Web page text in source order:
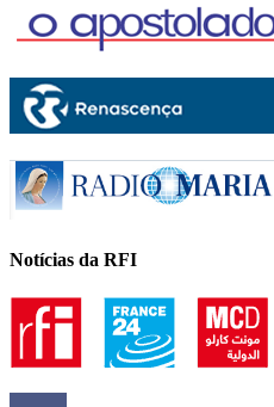
Notícias da RFI